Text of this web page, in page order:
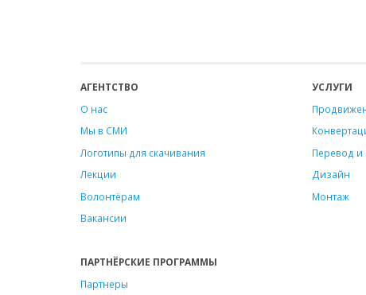
АГЕНТСТВО
О нас
Мы в СМИ
Логотипы для скачивания
Лекции
Волонтёрам
Вакансии
ПАРТНЁРСКИЕ ПРОГРАММЫ
Партнеры
УСЛУГИ
Перевод и
Дизайн
Монтаж